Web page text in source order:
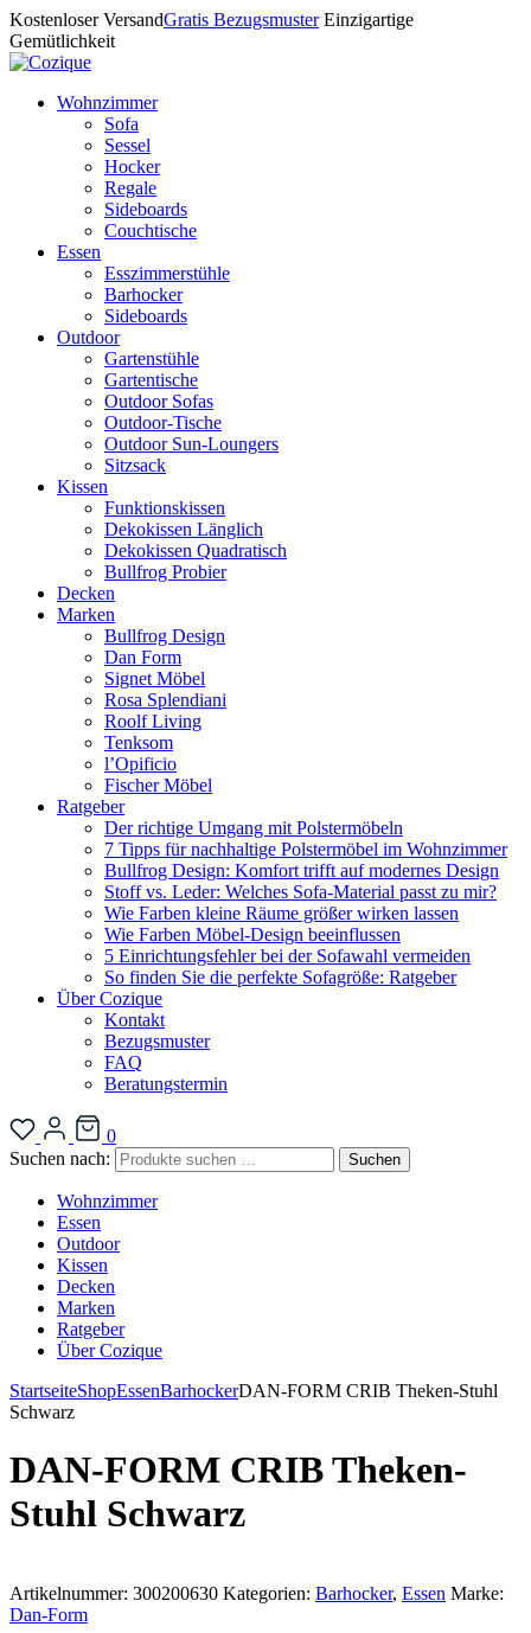
Kostenloser VersandGratis Bezugsmuster Einzigartige
Gemütlichkeit
Wohnzimmer
Sofa
Sessel
Hocker
Regale
Sideboards
Couchtische
Essen
Esszimmerstühle
Barhocker
Sideboards
Outdoor
Gartenstühle
Gartentische
Outdoor Sofas
Outdoor-Tische
Outdoor Sun-Loungers
Sitzsack
Kissen
Funktionskissen
Dekokissen Länglich
Dekokissen Quadratisch
Bullfrog Probier
Decken
Marken
Bullfrog Design
Dan Form
Signet Möbel
Rosa Splendiani
Roolf Living
Tenksom
l’Opificio
Fischer Möbel
Ratgeber
Der richtige Umgang mit Polstermöbeln
7 Tipps für nachhaltige Polstermöbel im Wohnzimmer
Bullfrog Design: Komfort trifft auf modernes Design
Stoff vs. Leder: Welches Sofa-Material passt zu mir?
Wie Farben kleine Räume größer wirken lassen
Wie Farben Möbel-Design beeinflussen
5 Einrichtungsfehler bei der Sofawahl vermeiden
So finden Sie die perfekte Sofagröße: Ratgeber
Über Cozique
Kontakt
Bezugsmuster
FAQ
Beratungstermin
0
Suchen nach:
Suchen
Wohnzimmer
Essen
Outdoor
Kissen
Decken
Marken
Ratgeber
Über Cozique
StartseiteShopEssenBarhockerDAN-FORM CRIB Theken-Stuhl
Schwarz
DAN-FORM CRIB Theken-
Stuhl Schwarz
Artikelnummer: 300200630 Kategorien: Barhocker, Essen Marke:
Dan-Form